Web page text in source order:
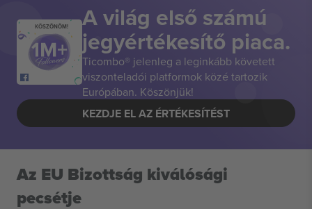
KÖSZÖNÖM! A világ első számú
jegyértékesítő piaca.
Ticombo® jelenleg a leginkább követett
viszonteladói platformok közé tartozik
Európában. Köszönjük!
KEZDJE EL AZ ÉRTÉKESÍTÉST
Az EU Bizottság kiválósági
pecsétje